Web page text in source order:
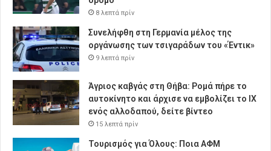
8 λεπτά πρίν
Συνελήφθη στη Γερμανία μέλος της
οργάνωσης των τσιγαράδων του «Έντικ»
9 λεπτά πρίν
Άγριος καβγάς στη Θήβα: Ρομά πήρε το
αυτοκίνητο και άρχισε να εμβολίζει το ΙΧ
ενός αλλοδαπού, δείτε βίντεο
15 λεπτά πρίν
Τουρισμός για Όλους: Ποια ΑΦΜ